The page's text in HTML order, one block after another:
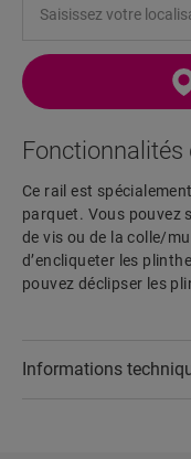
Fonctionnalités
Ce rail est
parquet. Vous pouvez
de vis ou de la colle/
d’encliqueter les
pouvez déclipser les
Informations